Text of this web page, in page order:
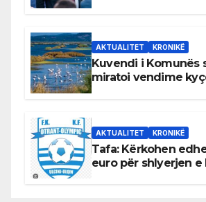
AKTUALITET KRONIKË
Kuvendi i Komunës
miratoi vendime
AKTUALITET KRONIKË
Tafa: Kërkohen
euro për shlyerjen e